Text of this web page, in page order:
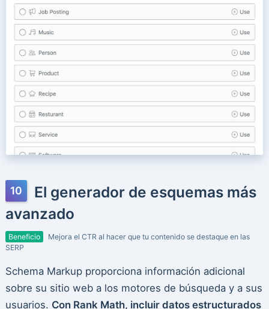
El generador de esquemas más
avanzado
Beneficio
Mejora el CTR al hacer que tu contenido se destaque en las
SERP
Schema Markup proporciona información adicional
sobre su sitio web a los motores de búsqueda y a sus
usuarios. Con Rank Math, incluir datos estructurados